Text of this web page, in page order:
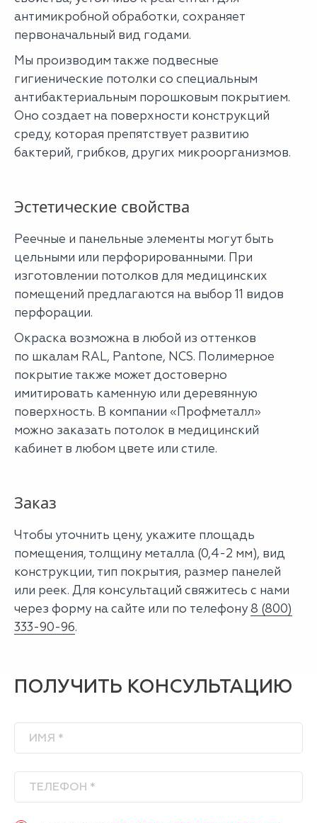
антимикробной обработки, сохраняет
первоначальный вид годами.
Мы производим также подвесные
гигиенические потолки со специальным
антибактериальным порошковым покрытием.
Оно создает на поверхности конструкций
среду, которая препятствует развитию
бактерий, грибков, других микроорганизмов.
Эстетические свойства
Реечные и панельные элементы могут быть
цельными или перфорированными. При
изготовлении потолков для медицинских
помещений предлагаются на выбор 11 видов
перфорации.
Окраска возможна в любой из оттенков
по шкалам RAL, Pantone, NCS. Полимерное
покрытие также может достоверно
имитировать каменную или деревянную
поверхность. В компании «Профметалл»
можно заказать потолок в медицинский
кабинет в любом цвете или стиле.
Заказ
Чтобы уточнить цену, укажите площадь
помещения, толщину металла (0,4-2 мм), вид
конструкции, тип покрытия, размер панелей
или реек. Для консультаций свяжитесь с нами
через форму на сайте или по телефону8 (800)
333-90-96.
ПОЛУЧИТЬ КОНСУЛЬТАЦИЮ